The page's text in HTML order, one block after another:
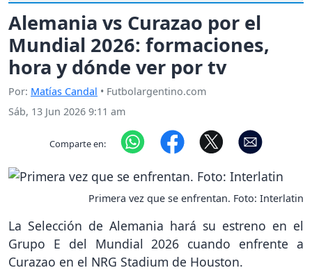
Alemania vs Curazao por el
Mundial 2026: formaciones,
hora y dónde ver por tv
Por: Matías Candal • Futbolargentino.com
Sáb, 13 Jun 2026 9:11 am
Comparte en:
Primera vez que se enfrentan. Foto: Interlatin
La Selección de Alemania hará su estreno en el
Grupo E del Mundial 2026 cuando enfrente a
Curazao en el NRG Stadium de Houston.